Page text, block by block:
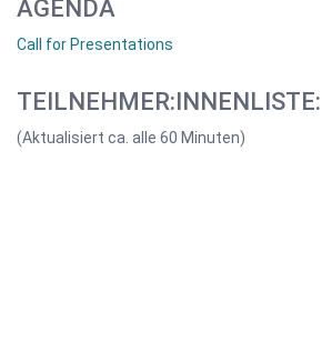
AGENDA
Call for Presentations
TEILNEHMER:INNENLISTE:
(Aktualisiert ca. alle 60 Minuten)